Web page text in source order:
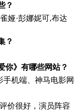
？
娅·彭娜妮可,布达
？
你》有哪些网站？
机端、神马电影网
价很好，演员阵容